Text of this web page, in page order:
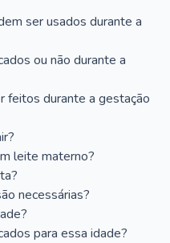
ser usados durante a
ou não durante a
feitos durante a gestação
leite materno?
necessárias?
para essa idade?